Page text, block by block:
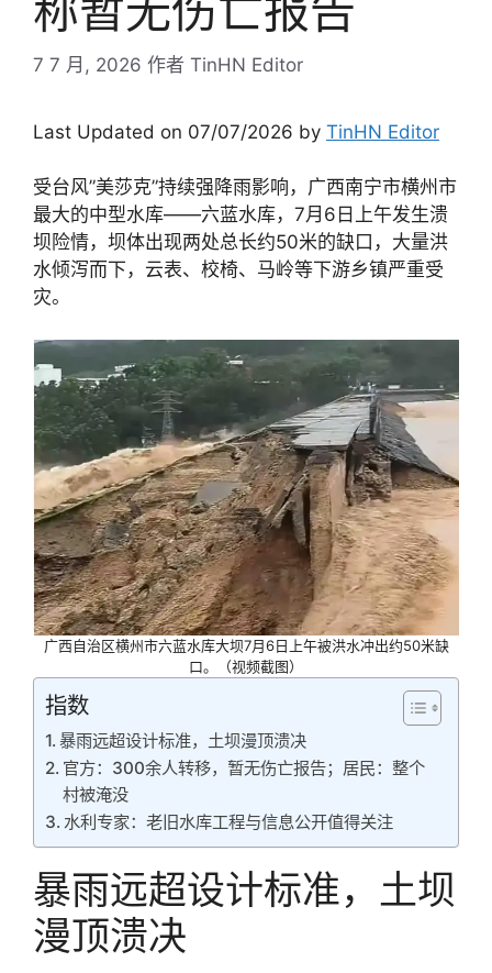
7 7 月, 2026 作者 TinHN Editor
Last Updated on 07/07/2026 by TinHN Editor
受台风”美莎克”持续强降雨影响，广西南宁市横州市
最大的中型水库——六蓝水库，7月6日上午发生溃
坝险情，坝体出现两处总长约50米的缺口，大量洪
水倾泻而下，云表、校椅、马岭等下游乡镇严重受
灾。
广西自治区横州市六蓝水库大坝7月6日上午被洪水冲出约50米缺
口。（视频截图）
指数
暴雨远超设计标准，土坝漫顶溃决
官方：300余人转移，暂无伤亡报告；居民：整个
村被淹没
水利专家：老旧水库工程与信息公开值得关注
暴雨远超设计标准，土坝
漫顶溃决